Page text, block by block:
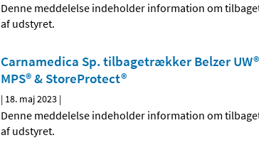
Denne meddelelse indeholder information om
af udstyret.
Carnamedica Sp. tilbagetrækker Belzer
MPS® & StoreProtect®
| 18. maj 2023 |
Denne meddelelse indeholder information om
af udstyret.